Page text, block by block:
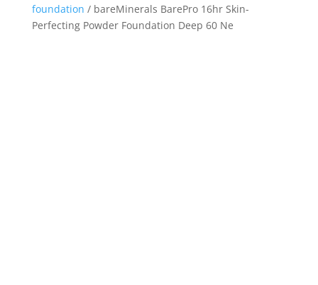
foundation / bareMinerals BarePro 16hr Skin-
Perfecting Powder Foundation Deep 60 Ne